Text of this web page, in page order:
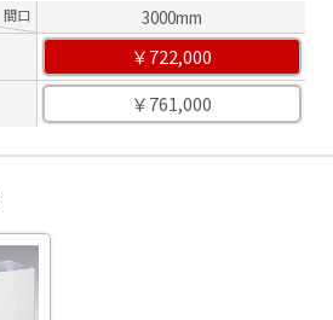
間口
3000mm
￥722,000
￥761,000